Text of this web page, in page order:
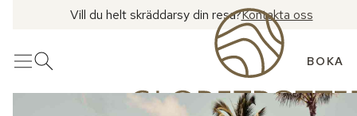
Vill du helt skräddarsy din resa?Kontakta oss
MenyÖppna sök BOKA